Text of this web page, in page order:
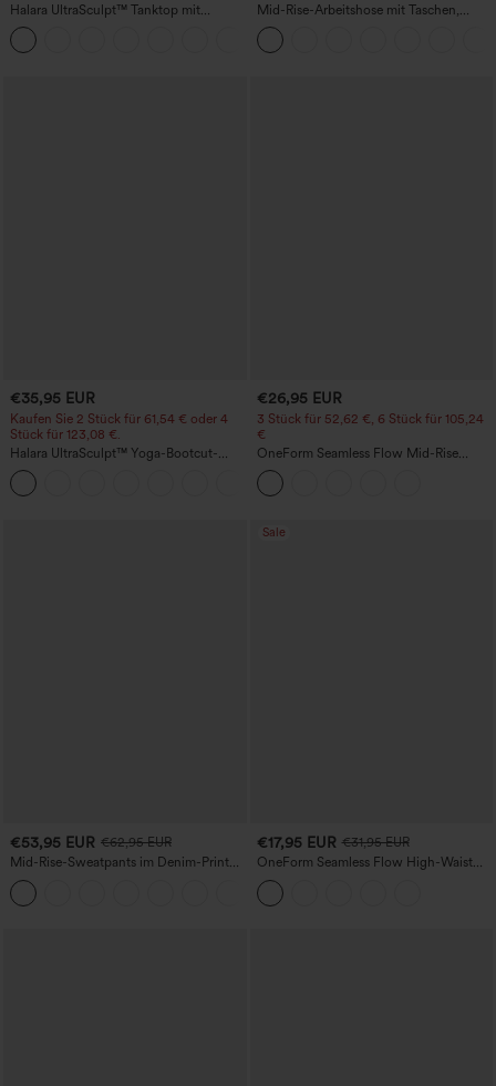
Halara UltraSculpt™ Tanktop mit
Rundhalsausschnitt und
geschwungenem Saum
Mid-Rise-Arbeitshose mit Taschen,
Barrel-Leg und weiter Passform
€35,95 EUR
Kaufen Sie 2 Stück für 61,54 € oder 4
Stück für 123,08 €.
Halara UltraSculpt™ Yoga-Bootcut-
Leggings mit hoher Taille,
bauchformender Unterstützung und
Tasche
€26,95 EUR
3 Stück für 52,62 €, 6 Stück für 105,24
€
OneForm Seamless Flow Mid-Rise
Yoga-Leggings - mittelhoher Bund,
bauchformend und mit Po-Lifting-
Effekt
€53,95 EUR €62,95 EUR
Mid-Rise-Sweatpants im Denim-Print
aus French Terry, lässig, mit Taschen
Sale
€17,95 EUR €31,95 EUR
OneForm Seamless Flow High-Waist
Yogaleggings – nahtlos, mit hoher
Taille, bauchformend und mit
Hebeeffekt für den Po